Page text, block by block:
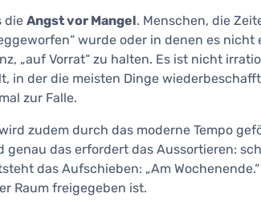
die Angst vor Mangel. Menschen, die
wurde oder in denen es
„auf Vorrat“ zu halten. Es ist nicht
in der die meisten Dinge
zur Falle.
zudem durch das moderne Tempo
genau das erfordert das Aussortieren:
das Aufschieben: „Am
Raum freigegeben ist.